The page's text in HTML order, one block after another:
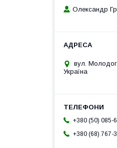
Олександр
вул.
Україна
+380 (50) 085-
+380 (68) 767-